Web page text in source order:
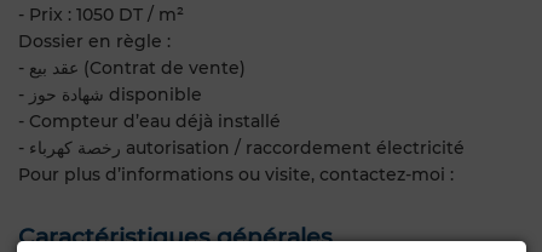
- Prix : 1050 DT / m²
Dossier en règle :
- عقد بيع (Contrat de vente)
- شهادة حوز disponible
- Compteur d’eau déjà installé
- رخصة كهرباء autorisation / raccordement électricité
Pour plus d’informations ou visite, contactez-moi :
Caractéristiques générales